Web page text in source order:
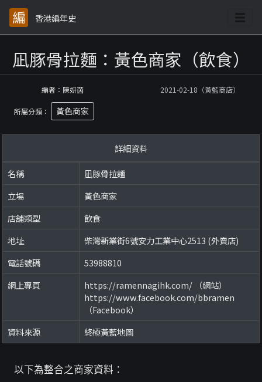
香港編年史
凪豚骨拉麵：黃色商家（飲食）
編者：陳妍茵 2021-02-18（黃藍商店）
所屬分類： 黃色商家
詳細資料
名稱
凪豚骨拉麵
立場
黃色商家
店舖類型
飲食
地址
柴灣新業街6號安力工業中心2513 (外賣店)
電話號碼
53988810
網上專頁
https://ramennagihk.com/ （網站）
https://www.facebook.com/bbramen
（Facebook）
資料來源
終極黃藍地圖
以下為整合之商家資料：